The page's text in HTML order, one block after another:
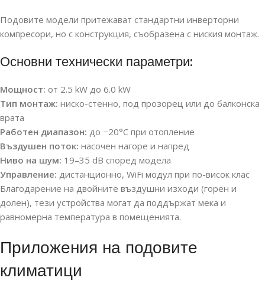
Подовите модели притежават стандартни инверторни
компресори, но с конструкция, съобразена с ниския монтаж.
Основни технически параметри:
Мощност: от 2.5 kW до 6.0 kW
Тип монтаж: ниско-стенно, под прозорец или до балконска
врата
Работен диапазон: до −20°C при отопление
Въздушен поток: насочен нагоре и напред
Ниво на шум: 19–35 dB според модела
Управление: дистанционно, WiFi модул при по-висок клас
Благодарение на двойните въздушни изходи (горен и
долен), тези устройства могат да поддържат мека и
равномерна температура в помещенията.
Приложения на подовите
климатици